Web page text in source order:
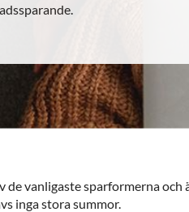
de vanligaste sparformerna
inga stora summor.